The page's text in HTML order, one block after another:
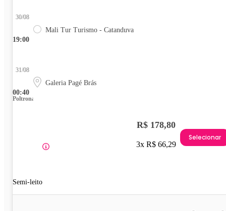
19:00
30/08
Mali Tur Turismo - Catanduva
00:40
31/08
Galeria Pagé Brás
Poltrona
Semi-leito
R$ 178,80
3x R$ 66,29
Selecionar